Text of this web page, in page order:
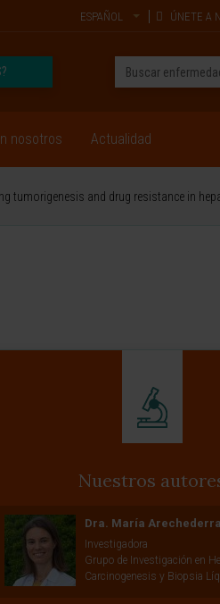
ESPAÑOL ÚNETE A
nosotros Actualidad
tumorigenesis and drug resistance in
Nuestros
Dra. María
Investigadora
Grupo de Investigación en
Carcinogenesis y Biopsia